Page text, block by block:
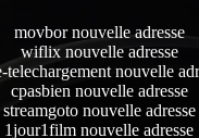
movbor nouvelle adresse
wiflix nouvelle adresse
telechargement nouvelle
cpasbien nouvelle adresse
streamgoto nouvelle adresse
1jour1film nouvelle adresse